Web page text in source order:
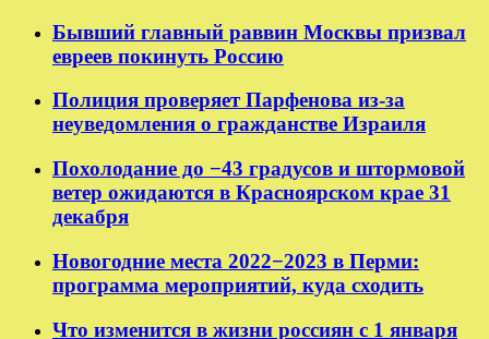
Бывший главный раввин Москвы призвал
евреев покинуть Россию
Полиция проверяет Парфенова из-за
неуведомления о гражданстве Израиля
Похолодание до −43 градусов и штормовой
ветер ожидаются в Красноярском крае 31
декабря
Новогодние места 2022−2023 в Перми:
программа мероприятий, куда сходить
Что изменится в жизни россиян с 1 января